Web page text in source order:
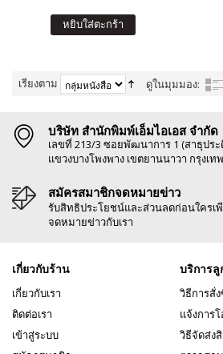
หยิบใส่ตะกร้า
เรียงตาม ดูในมุมมอง:
บริษัท สำนักพิมพ์เอ็มไอเอส จำกัด
เลขที่ 213/3 ซอยพัฒนาการ 1 (สาธุประ
แขวงบางโพงพาง เขตยานนาวา กรุงเท
สมัครสมาชิกจดหมายข่าว
รับสิทธิประโยชน์และส่วนลดก่อนใครเ
จดหมายข่าวกับเรา
เกี่ยวกับร้าน
เกี่ยวกับเรา
ติดต่อเรา
เข้าสู่ระบบ
บริการลู
วิธีการสั่
แจ้งการ
วิธีจัดส่ง